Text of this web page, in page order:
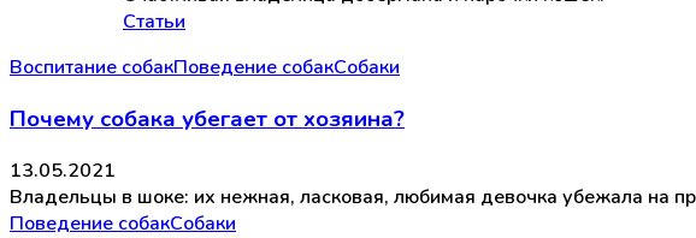
Статьи
Воспитание собакПоведение собакСобаки
Почему собака убегает от хозяина?
13.05.2021
Владельцы в шоке: их нежная, ласковая, любимая девочка убежала на
Поведение собакСобаки